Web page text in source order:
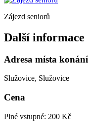
Zájezd seniorů
Další informace
Adresa místa konání
Služovice, Služovice
Cena
Plné vstupné: 200 Kč